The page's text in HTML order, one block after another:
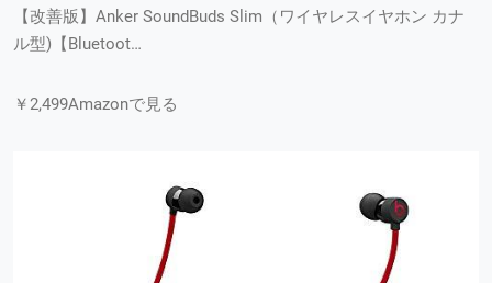
【改善版】Anker SoundBuds Slim（ワイヤレスイヤホン カナ
ル型)【Bluetoot…
￥2,499Amazonで見る